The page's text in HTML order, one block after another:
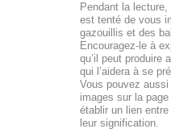
Pendant la lecture,
est tenté de vous
gazouillis et des
Encouragez-le à
qu’il peut produire
qui l’aidera à se
Vous pouvez
images sur la page
établir un lien
leur signification.